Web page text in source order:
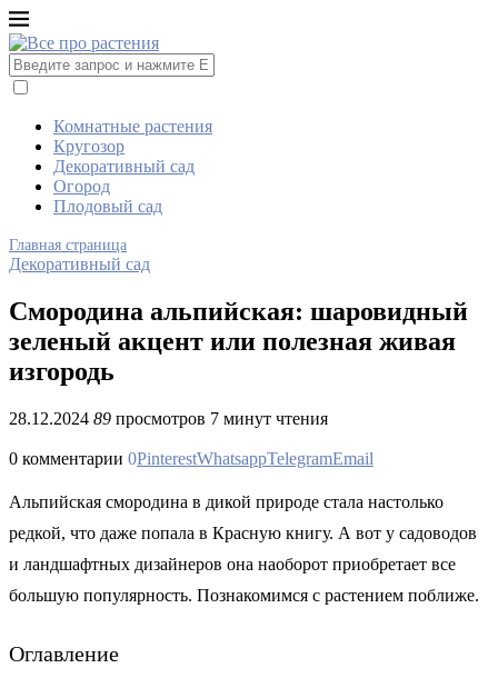
Комнатные растения
Кругозор
Декоративный сад
Огород
Плодовый сад
Главная страница
Декоративный сад
Смородина альпийская: шаровидный
зеленый акцент или полезная живая
изгородь
28.12.2024 89 просмотров 7 минут чтения
0 комментарии 0PinterestWhatsappTelegramEmail
Альпийская смородина в дикой природе стала настолько
редкой, что даже попала в Красную книгу. А вот у садоводов
и ландшафтных дизайнеров она наоборот приобретает все
большую популярность. Познакомимся с растением поближе.
Оглавление